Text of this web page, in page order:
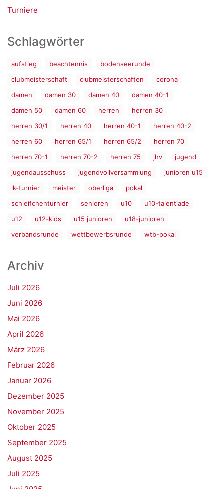
Turniere
Schlagwörter
aufstieg beachtennis
bodenseerunde
clubmeisterschaft
clubmeisterschaften
corona
damen
damen 30 damen 40
damen 40-1
damen 50
damen 60 herren
herren 30
herren 30/1
herren 40 herren 40-1
herren 40-2
herren 60
herren 65/1 herren 65/2
herren 70
herren 70-1
herren 70-2 herren 75 jhv
jugend
jugendausschuss
jugendvollversammlung
junioren u15
lk-turnier
meister oberliga
pokal
schleifchenturnier
senioren u10
u10-talentiade
u12
u12-kids u15 junioren
u18-junioren
verbandsrunde
wettbewerbsrunde wtb-pokal
Archiv
Juli 2026
Juni 2026
Mai 2026
April 2026
März 2026
Februar 2026
Januar 2026
Dezember 2025
November 2025
Oktober 2025
September 2025
August 2025
Juli 2025